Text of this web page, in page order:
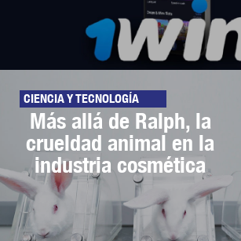
CIENCIA Y TECNOLOGÍA
Más allá de Ralph, la
crueldad animal en la
industria cosmética